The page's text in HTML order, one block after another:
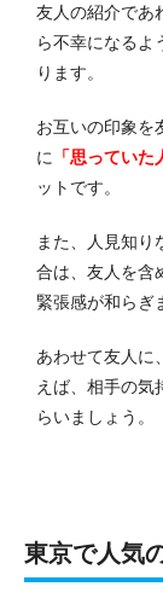
友人の紹介であ
ら不幸になるよ
ります。
お互いの印象を
に
「思ってい
ットです。
また、人見知り
合は、友人を含
緊張感が和らぎ
あわせて友人に
えば、相手の気
らいましょう。
東京で人気